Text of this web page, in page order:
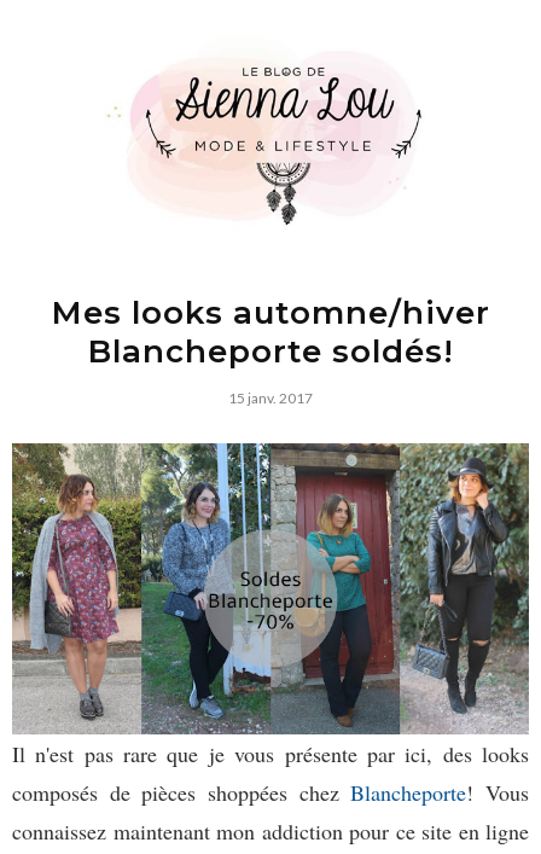
Mes looks automne/hiver
Blancheporte soldés!
15 janv. 2017
Il n'est pas rare que je vous présente par ici, des looks
composés de pièces shoppées chezBlancheporte! Vous
connaissez maintenant mon addiction pour ce site en ligne